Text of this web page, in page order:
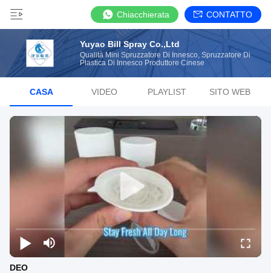
Chiacchierata CONTATTO
Yuyao Bill Spray Co.,Ltd
Qualità Mini Spruzzatore Di Innesco, Spruzzatore Di
Plastica Di Innesco Produttore Cinese
CASA VIDEO PLAYLIST SITO WEB
DEO